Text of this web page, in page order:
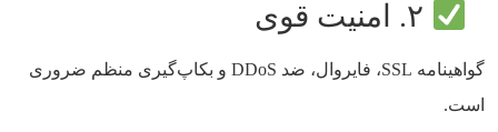
گواهینامه SSL، فایروال، ضد DDoS و بکاپ‌گیری منظم ضروری
است.